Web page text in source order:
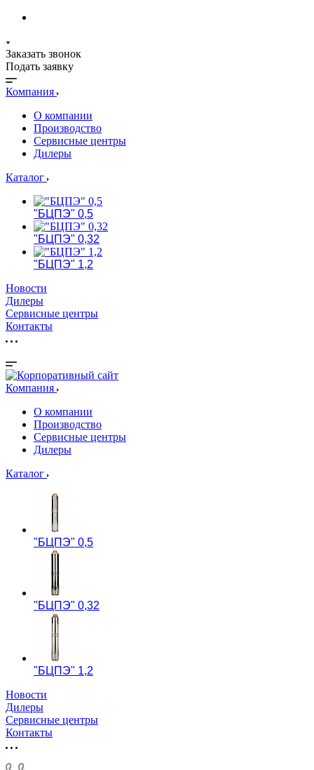
Заказать звонок
Подать заявку
Компания
О компании
Производство
Сервисные центры
Дилеры
Каталог
"БЦПЭ" 0,5
"БЦПЭ" 0,32
"БЦПЭ" 1,2
Новости
Дилеры
Сервисные центры
Контакты
Компания
О компании
Производство
Сервисные центры
Дилеры
Каталог
"БЦПЭ" 0,5
"БЦПЭ" 0,32
"БЦПЭ" 1,2
Новости
Дилеры
Сервисные центры
Контакты